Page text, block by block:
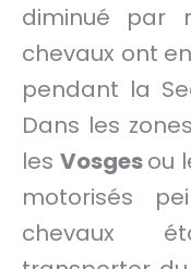
diminué par
chevaux ont
pendant la
Dans les
les Vosgesou
motorisés
chevaux